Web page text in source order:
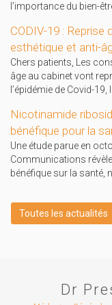
l’importance du bien-
CODIV-19 :
esthétique et anti-
Chers patients, Les
âge au cabinet vont
l’épidémie de Covid-
Nicotinamide
bénéfique pour la
Une étude parue en
Communications
bénéfique sur la santé,
Toutes les actualités
Dr